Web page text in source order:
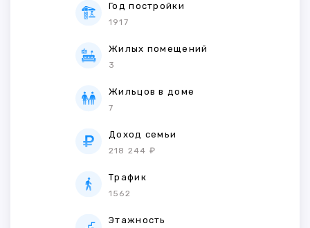
Год постройки
1917
Жилых помещений
3
Жильцов в доме
7
Доход семьи
218 244 ₽
Трафик
1562
Этажность